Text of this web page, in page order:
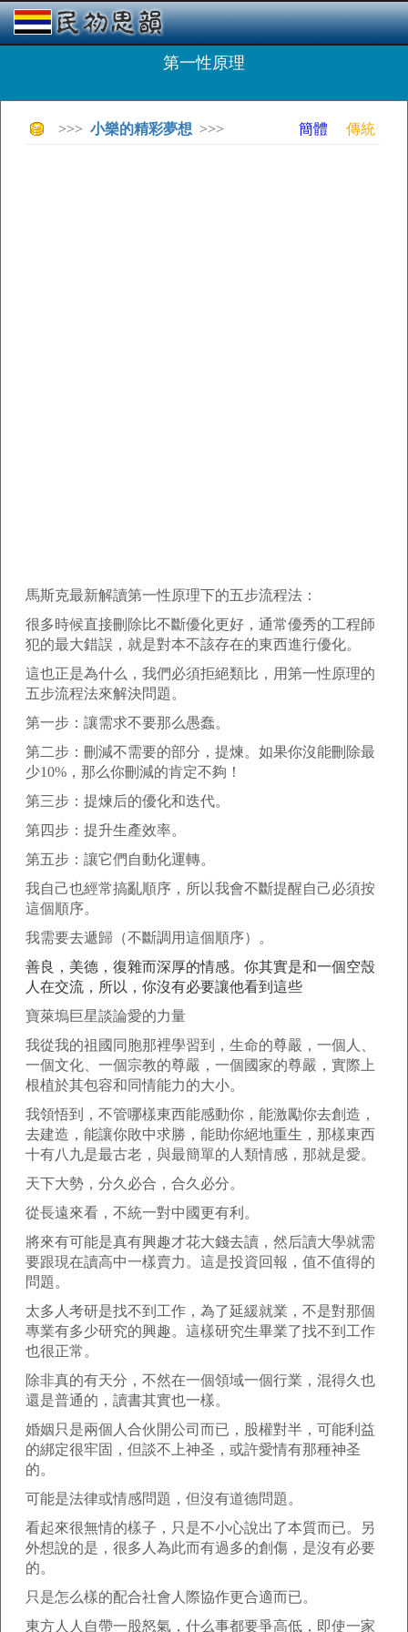
第一性原理
>>> 小樂的精彩夢想 >>> 簡體 傳統
馬斯克最新解讀第一性原理下的五步流程法：
很多時候直接刪除比不斷優化更好，通常優秀的工程師
犯的最大錯誤，就是對本不該存在的東西進行優化。
這也正是為什么，我們必須拒絕類比，用第一性原理的
五步流程法來解決問題。
第一步：讓需求不要那么愚蠢。
第二步：刪減不需要的部分，提煉。如果你沒能刪除最
少10%，那么你刪減的肯定不夠！
第三步：提煉后的優化和迭代。
第四步：提升生產效率。
第五步：讓它們自動化運轉。
我自己也經常搞亂順序，所以我會不斷提醒自己必須按
這個順序。
我需要去遞歸（不斷調用這個順序）。
善良，美德，復雜而深厚的情感。你其實是和一個空殼
人在交流，所以，你沒有必要讓他看到這些
寶萊塢巨星談論愛的力量
我從我的祖國同胞那裡學習到，生命的尊嚴，一個人、
一個文化、一個宗教的尊嚴，一個國家的尊嚴，實際上
根植於其包容和同情能力的大小。
我領悟到，不管哪樣東西能感動你，能激勵你去創造，
去建造，能讓你敗中求勝，能助你絕地重生，那樣東西
十有八九是最古老，與最簡單的人類情感，那就是愛。
天下大勢，分久必合，合久必分。
從長遠來看，不統一對中國更有利。
將來有可能是真有興趣才花大錢去讀，然后讀大學就需
要跟現在讀高中一樣賣力。這是投資回報，值不值得的
問題。
太多人考研是找不到工作，為了延緩就業，不是對那個
專業有多少研究的興趣。這樣研究生畢業了找不到工作
也很正常。
除非真的有天分，不然在一個領域一個行業，混得久也
還是普通的，讀書其實也一樣。
婚姻只是兩個人合伙開公司而已，股權對半，可能利益
的綁定很牢固，但談不上神圣，或許愛情有那種神圣
的。
可能是法律或情感問題，但沒有道德問題。
看起來很無情的樣子，只是不小心說出了本質而已。另
外想說的是，很多人為此而有過多的創傷，是沒有必要
的。
只是怎么樣的配合社會人際協作更合適而已。
東方人人自帶一股怒氣，什么事都要爭高低，即使一家